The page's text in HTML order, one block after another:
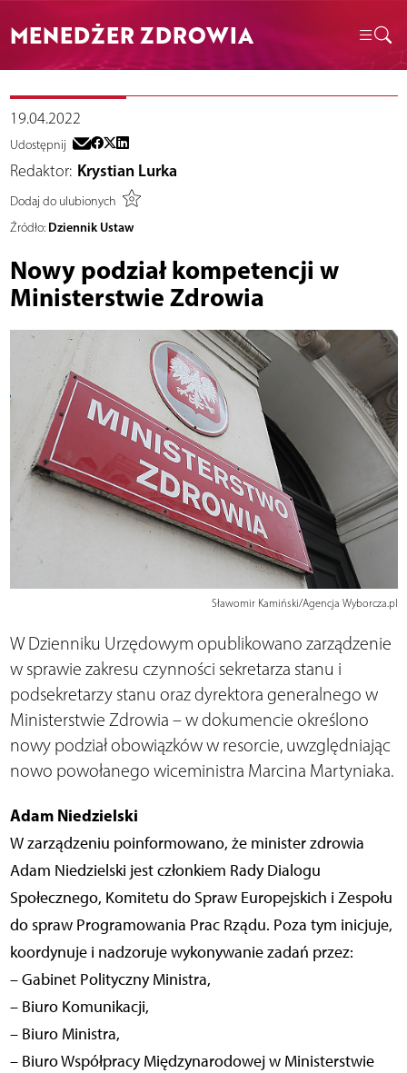
MENEDŻER ZDROWIA
19.04.2022
Udostępnij
Redaktor: Krystian Lurka
Dodaj do ulubionych
Źródło: Dziennik Ustaw
Nowy podział kompetencji w
Ministerstwie Zdrowia
Sławomir Kamiński/Agencja Wyborcza.pl
W Dzienniku Urzędowym opublikowano zarządzenie
w sprawie zakresu czynności sekretarza stanu i
podsekretarzy stanu oraz dyrektora generalnego w
Ministerstwie Zdrowia – w dokumencie określono
nowy podział obowiązków w resorcie, uwzględniając
nowo powołanego wiceministra Marcina Martyniaka.
Adam Niedzielski
W zarządzeniu poinformowano, że minister zdrowia
Adam Niedzielski jest członkiem Rady Dialogu
Społecznego, Komitetu do Spraw Europejskich i Zespołu
do spraw Programowania Prac Rządu. Poza tym inicjuje,
koordynuje i nadzoruje wykonywanie zadań przez:
– Gabinet Polityczny Ministra,
– Biuro Komunikacji,
– Biuro Ministra,
– Biuro Współpracy Międzynarodowej w Ministerstwie